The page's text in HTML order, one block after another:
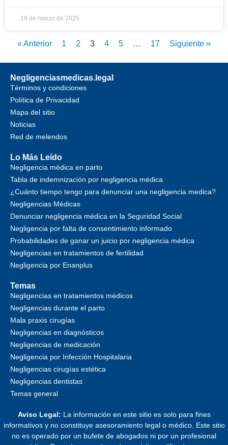
18 de marzo de 2025
« Anterior 1 2 3 4 5 … 17 Siguiente »
Negligenciasmedicas.legal
Términos y condiciones
Política de Privacidad
Mapa del sitio
Noticias
Red de melendos
Lo Más Leído
Negligencia médica en parto
Tabla de indemnización por negligencia médica
¿Cuánto tiempo tengo para denunciar una negligencia medica?
Negligencias Médicas
Denunciar negligencia médica en la Seguridad Social
Negligencia por falta de consentimiento informado
Probabilidades de ganar un juicio por negligencia médica
Negligencias en tratamientos de fertilidad
Negligencia por Enanplus
Temas
Negligencias en tratamientos médicos
Negligencias durante el parto
Mala praxis cirugías
Negligencias en diagnósticos
Negligencias de medicación
Negligencia por Infección Hospitalaria
Negligencias cirugías estética
Negligencias dentistas
Temas general
Aviso Legal: La información en este sitio es solo para fines
informativos y no constituye asesoramiento legal o médico. Este sitio
no es operado por un bufete de abogados ni por un profesional